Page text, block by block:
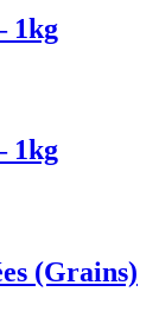
1kg
1kg
(Grains)